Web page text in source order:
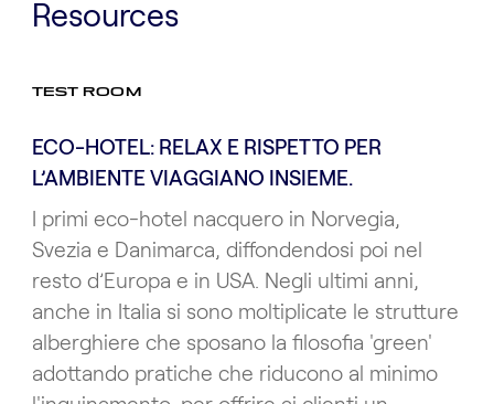
Resources
TEST ROOM
ECO-HOTEL: RELAX E RISPETTO PER
L’AMBIENTE VIAGGIANO INSIEME.
I primi eco-hotel nacquero in Norvegia,
Svezia e Danimarca, diffondendosi poi nel
resto d’Europa e in USA. Negli ultimi anni,
anche in Italia si sono moltiplicate le strutture
alberghiere che sposano la filosofia 'green'
adottando pratiche che riducono al minimo